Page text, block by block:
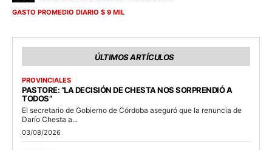
GASTO PROMEDIO DIARIO $ 9 MIL
ÚLTIMOS ARTÍCULOS
PROVINCIALES
PASTORE: “LA DECISIÓN DE CHESTA NOS SORPRENDIÓ A
TODOS”
El secretario de Gobierno de Córdoba aseguró que la renuncia de
Darío Chesta a...
03/08/2026